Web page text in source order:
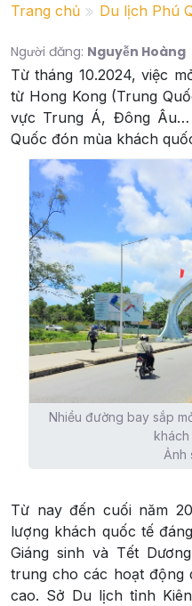
Trang chủ Du lịch Phú
Người đăng: Nguyễn Hoàng
Từ tháng 10.2024, việc
từ Hong Kong (Trung
vực Trung Á, Đông
Quốc đón mùa khách
Nhiều đường bay sắp
khách
Ảnh
Từ nay đến cuối năm
lượng khách quốc tế
Giáng sinh và Tết
trung cho các hoạt động
cao. Sở Du lịch tỉnh